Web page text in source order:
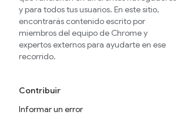
y para todos tus usuarios. En este sitio,
encontrarás contenido escrito por
miembros del equipo de Chrome y
expertos externos para ayudarte en ese
recorrido.
Contribuir
Informar un error